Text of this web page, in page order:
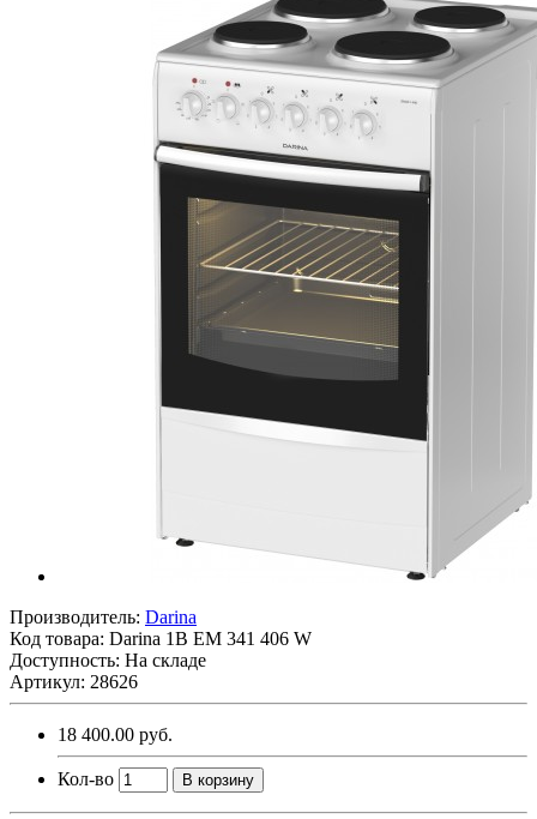
Производитель: Darina
Код товара: Darina 1B EM 341 406 W
Доступность: На складе
Артикул: 28626
18 400.00 руб.
Кол-во В корзину